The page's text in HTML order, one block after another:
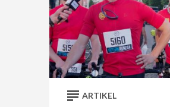
ARTIKEL